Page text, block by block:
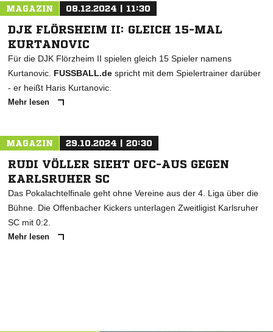
MAGAZIN 08.12.2024 | 11:30
DJK FLÖRSHEIM II: GLEICH 15-MAL
KURTANOVIC
Für die DJK Flörzheim II spielen gleich 15 Spieler namens
Kurtanovic. FUSSBALL.de spricht mit dem Spielertrainer darüber
- er heißt Haris Kurtanovic.
Mehr lesen
MAGAZIN 29.10.2024 | 20:30
RUDI VÖLLER SIEHT OFC-AUS GEGEN
KARLSRUHER SC
Das Pokalachtelfinale geht ohne Vereine aus der 4. Liga über die
Bühne. Die Offenbacher Kickers unterlagen Zweitligist Karlsruher
SC mit 0:2.
Mehr lesen